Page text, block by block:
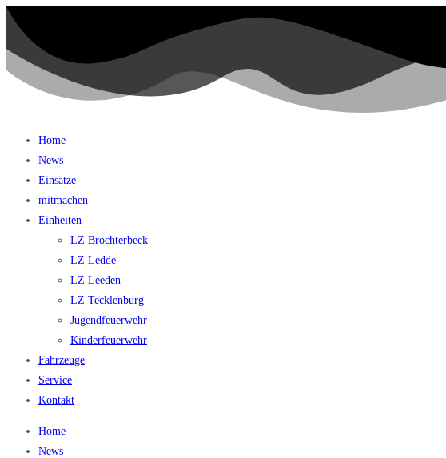
Home
News
Einsätze
mitmachen
Einheiten
LZ Brochterbeck
LZ Ledde
LZ Leeden
LZ Tecklenburg
Jugendfeuerwehr
Kinderfeuerwehr
Fahrzeuge
Service
Kontakt
Home
News